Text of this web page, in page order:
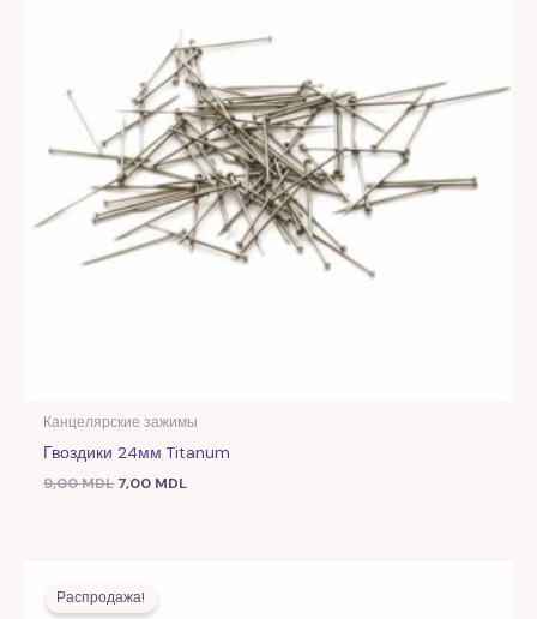
Канцелярские зажимы
Гвоздики 24мм Titanum
9,00MDL 7,00 MDL
Распродажа!
цена
составляла